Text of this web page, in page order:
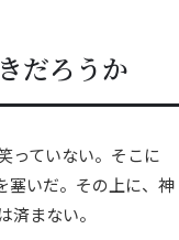
だろうか
っていない。そこに
塞いだ。その上に、神
まない。